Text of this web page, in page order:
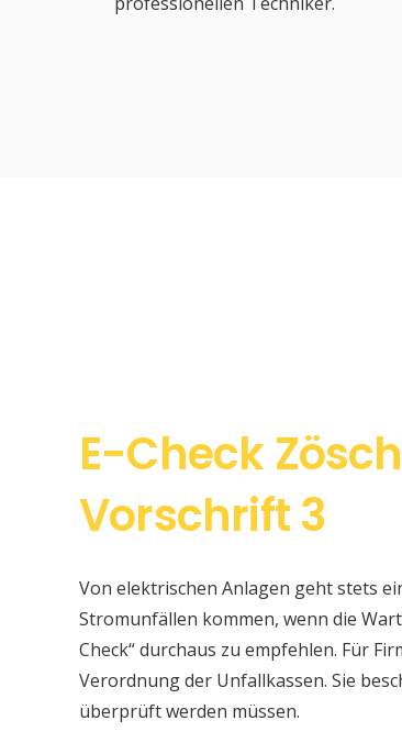
E-Check
Vorschrift 3
Von elektrischen Anlagen geht stets
Stromunfällen kommen, wenn die
Check“ durchaus zu empfehlen. Für
Verordnung der Unfallkassen. Sie
überprüft werden müssen.